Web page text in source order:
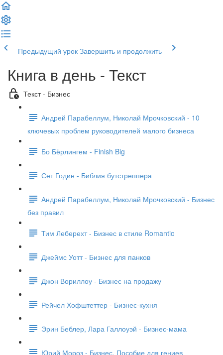
Предыдущий урок Завершить и продолжить
Книга в день - Текст
Текст - Бизнес
Андрей Парабеллум, Николай Мрочковский - 10
ключевых проблем руководителей малого бизнеса
Бо Бёрлингем - Finish Big
Сет Годин - Библия бутстреппера
Андрей Парабеллум, Николай Мрочковский - Бизнес
без правил
Тим Леберехт - Бизнес в стиле Romantic
Джеймс Уотт - Бизнес для панков
Джон Вориллоу - Бизнес на продажу
Рейчел Хофштеттер - Бизнес-кухня
Эрин Беблер, Лара Галлоуэй - Бизнес-мама
Юрий Мороз - Бизнес. Пособие для гениев